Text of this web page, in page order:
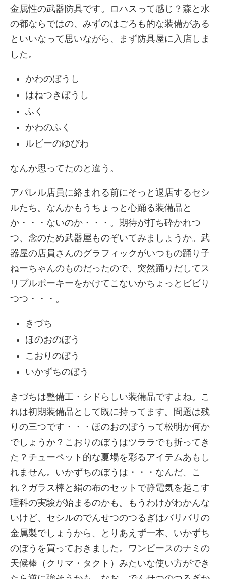
金属性の武器防具です。ロハスって感じ？森と水
の都ならではの、みずのはごろも的な装備がある
といいなって思いながら、まず防具屋に入店しま
した。
かわのぼうし
はねつきぼうし
ふく
かわのふく
ルビーのゆびわ
なんか思ってたのと違う。
アパレル店員に絡まれる前にそっと退店するセシ
ルたち。なんかもうちょっと心踊る装備品と
か・・・ないのか・・・。期待が打ち砕かれつ
つ、念のため武器屋ものぞいてみましょうか。武
器屋の店員さんのグラフィックがいつもの踊り子
ねーちゃんのものだったので、突然踊りだしてス
リプルポーキーをかけてこないかちょっとビビり
つつ・・・。
きづち
ほのおのぼう
こおりのぼう
いかずちのぼう
きづちは整備工・シドらしい装備品ですよね。こ
れは初期装備品として既に持ってます。問題は残
りの三つです・・・ほのおのぼうって松明か何か
でしょうか？こおりのぼうはツララでも折ってき
た？チューペット的な夏場を彩るアイテムあもし
れません。いかずちのぼうは・・・なんだ、こ
れ？ガラス棒と絹の布のセットで静電気を起こす
理科の実験が始まるのかも。もうわけがわかんな
いけど、セシルのでんせつのつるぎはバリバリの
金属製でしょうから、とりあえず一本、いかずち
のぼうを買っておきました。ワンピースのナミの
天候棒（クリマ・タクト）みたいな使い方ができ